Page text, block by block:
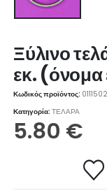
Ξύλινο
εκ.
Κωδικός προϊόντος:
Κατηγορία:ΤΕΛΑΡΑ
5.80 €